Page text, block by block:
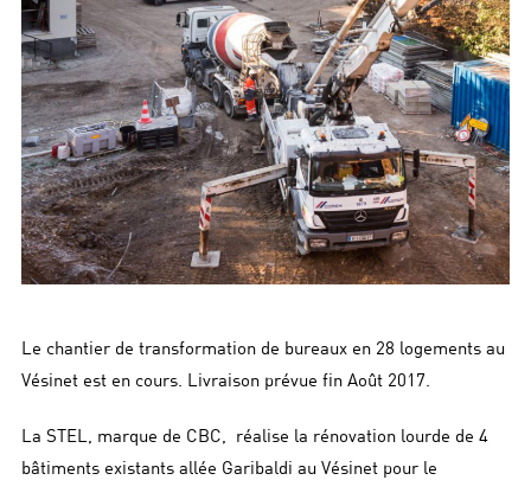
Le chantier de transformation de bureaux en 28 logements au
Vésinet est en cours. Livraison prévue fin Août 2017.
La STEL, marque de CBC, réalise la rénovation lourde de 4
bâtiments existants allée Garibaldi au Vésinet pour le